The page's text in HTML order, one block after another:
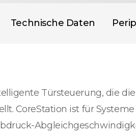
Technische Daten
Türsteuerung, die
CoreStation ist für